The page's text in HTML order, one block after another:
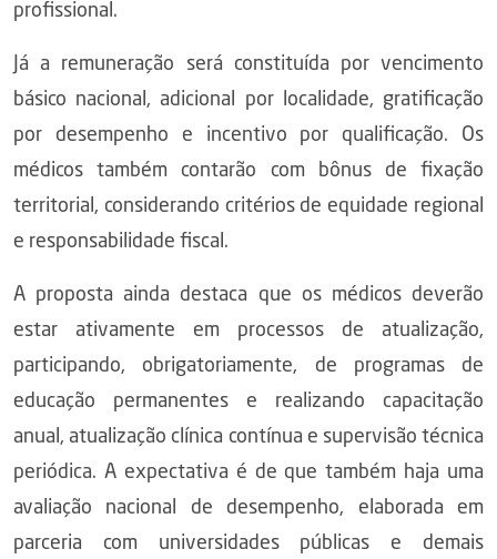
profissional.
Já a remuneração será constituída por vencimento
básico nacional, adicional por localidade, gratificação
por desempenho e incentivo por qualificação. Os
médicos também contarão com bônus de fixação
territorial, considerando critérios de equidade regional
e responsabilidade fiscal.
A proposta ainda destaca que os médicos deverão
estar ativamente em processos de atualização,
participando, obrigatoriamente, de programas de
educação permanentes e realizando capacitação
anual, atualização clínica contínua e supervisão técnica
periódica. A expectativa é de que também haja uma
avaliação nacional de desempenho, elaborada em
parceria com universidades públicas e demais